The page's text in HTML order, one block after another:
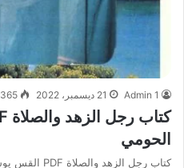
Admin 1 21 ديسمبر، 2022 365
الحومي
كتاب رجل الزهد والصلاة PDF القس يوسف تادرس الحومي